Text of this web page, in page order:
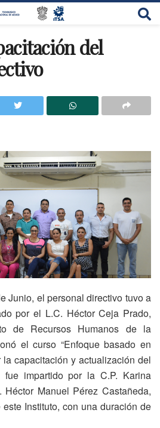
del
Junio, el personal directivo tuvo a
por el L.C. Héctor Ceja Prado,
de Recursos Humanos de la
el curso “Enfoque basado en
la capacitación y actualización del
fue impartido por la C.P. Karina
Manuel Pérez Castañeda,
Instituto, con una duración de
herramientas